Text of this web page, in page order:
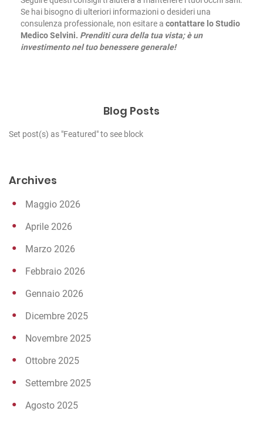
Se hai bisogno di ulteriori informazioni o desideri una
consulenza professionale, non esitare a contattare lo Studio
Medico Selvini. Prenditi cura della tua vista; è un
investimento nel tuo benessere generale!
Blog Posts
Set post(s) as "Featured" to see block
Archives
Maggio 2026
Aprile 2026
Marzo 2026
Febbraio 2026
Gennaio 2026
Dicembre 2025
Novembre 2025
Ottobre 2025
Settembre 2025
Agosto 2025